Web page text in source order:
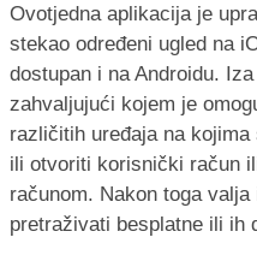
Ovotjedna aplikacija je
stekao određeni ugled na
dostupan i na Androidu.
zahvaljujući kojem je
različitih uređaja na
ili otvoriti korisnički račun
računom. Nakon toga
pretraživati besplatne ili ih